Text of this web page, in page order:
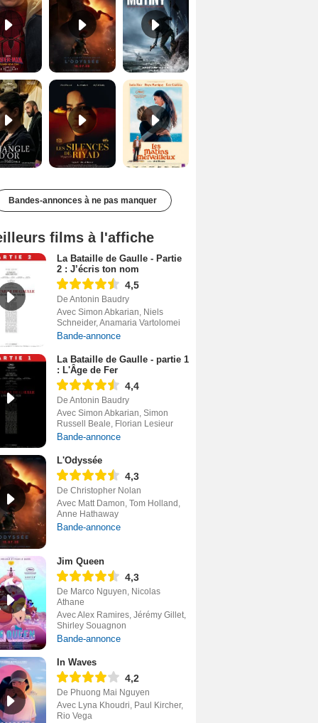
Les Silences de Riyad Bande-annonce VO STFR Les Matins merveilleux Bande-annonce VF
Bandes-annonces à ne pas manquer
films à l'affiche
La Bataille de Gaulle - Partie
2 : J’écris ton nom
4,5
De Antonin Baudry
Avec Simon Abkarian, Niels
Schneider, Anamaria Vartolomei
Bande-annonce
La Bataille de Gaulle - partie 1
: L'Âge de Fer
4,4
De Antonin Baudry
Avec Simon Abkarian, Simon
Russell Beale, Florian Lesieur
Bande-annonce
L'Odyssée
4,3
De Christopher Nolan
Avec Matt Damon, Tom Holland,
Anne Hathaway
Bande-annonce
Jim Queen
4,3
De Marco Nguyen, Nicolas
Athane
Avec Alex Ramires, Jérémy Gillet,
Shirley Souagnon
Bande-annonce
In Waves
4,2
De Phuong Mai Nguyen
Avec Lyna Khoudri, Paul Kircher,
Rio Vega